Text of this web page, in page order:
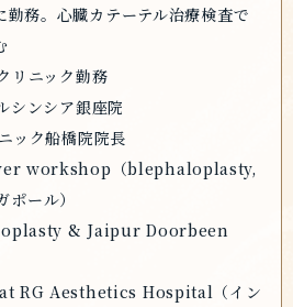
勤務。心臓カテーテル治療検査で
リニック勤務
ンシア銀座院
ック船橋院院長
workshop（blephaloplasty,
ール）
& Jaipur Doorbeen
RG Aesthetics Hospital（イン